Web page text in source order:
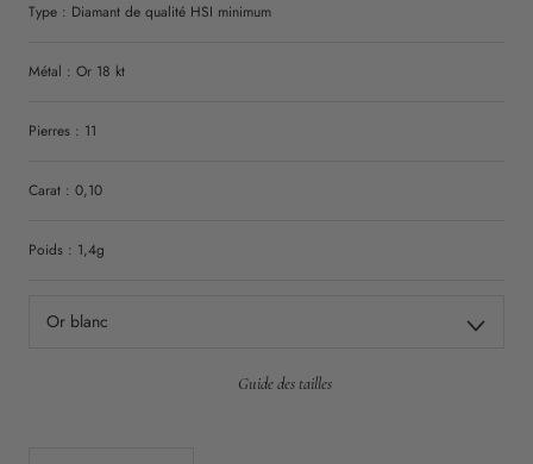
Type : Diamant de qualité HSI minimum
Métal : Or 18 kt
Pierres : 11
Carat : 0,10
Poids : 1,4g
Or blanc
Guide des tailles